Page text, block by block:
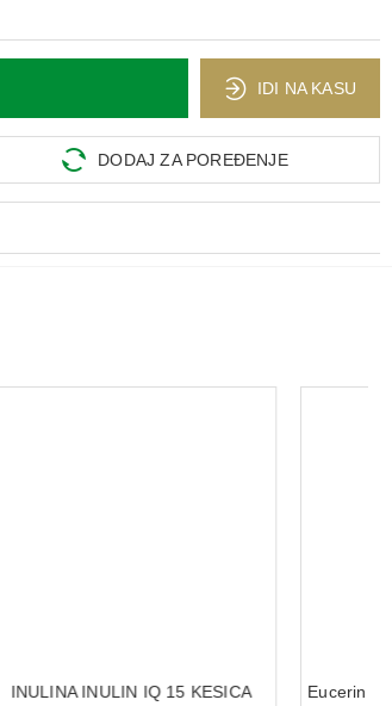
IDI NA KASU
DODAJ ZA POREĐENJE